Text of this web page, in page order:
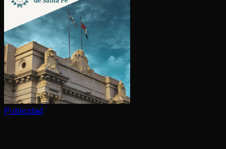
Publicidad